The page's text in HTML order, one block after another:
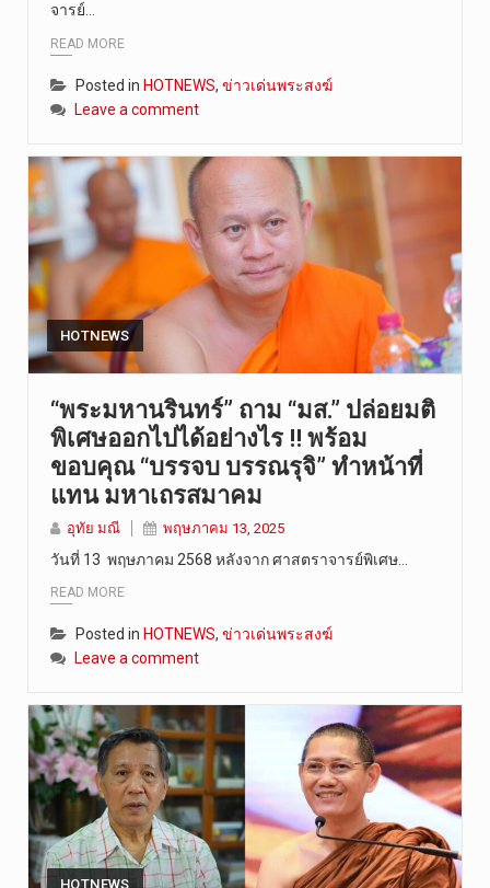
จารย์…
READ MORE
Posted in HOTNEWS, ข่าวเด่นพระสงฆ์
Leave a comment
HOTNEWS
“พระมหานรินทร์” ถาม “มส.” ปล่อยมติ
พิเศษออกไปได้อย่างไร !! พร้อม
ขอบคุณ “บรรจบ บรรณรุจิ” ทำหน้าที่
แทน มหาเถรสมาคม
อุทัย มณี พฤษภาคม 13, 2025
วันที่ 13 พฤษภาคม 2568 หลังจาก ศาสตราจารย์พิเศษ…
READ MORE
Posted in HOTNEWS, ข่าวเด่นพระสงฆ์
Leave a comment
HOTNEWS